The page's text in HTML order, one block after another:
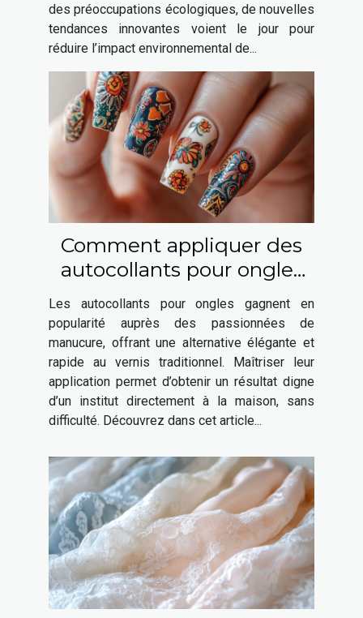
des préoccupations écologiques, de nouvelles
tendances innovantes voient le jour pour
réduire l’impact environnemental de...
Comment appliquer des
autocollants pour ongles
pour une manucure
parfaite
Les autocollants pour ongles gagnent en
popularité auprès des passionnées de
manucure, offrant une alternative élégante et
rapide au vernis traditionnel. Maîtriser leur
application permet d’obtenir un résultat digne
d’un institut directement à la maison, sans
difficulté. Découvrez dans cet article...